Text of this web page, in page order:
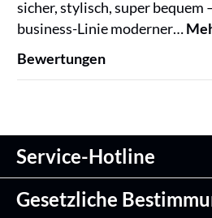
sicher, stylisch, super bequem
business-Linie moderner…
Bewertungen
Service-Hotline
Gesetzliche